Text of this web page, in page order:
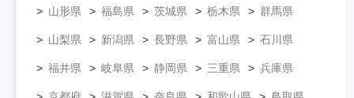
山形県 福島県 茨城県 栃木県 群馬県
山梨県 新潟県 長野県 富山県 石川県
福井県 岐阜県 静岡県 三重県 兵庫県